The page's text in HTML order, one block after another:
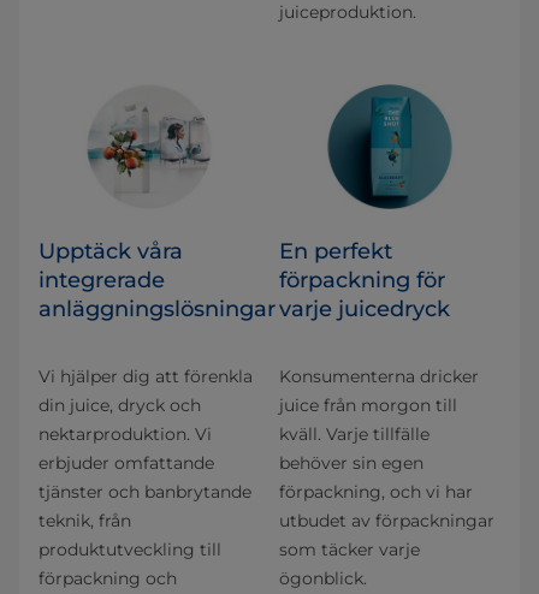
juiceproduktion.
Upptäck våra
integrerade
anläggningslösningar
Vi hjälper dig att förenkla
din juice, dryck och
nektarproduktion. Vi
erbjuder omfattande
tjänster och banbrytande
teknik, från
produktutveckling till
förpackning och
En perfekt
förpackning för
varje juicedryck
Konsumenterna dricker
juice från morgon till
kväll. Varje tillfälle
behöver sin egen
förpackning, och vi har
utbudet av förpackningar
som täcker varje
ögonblick.